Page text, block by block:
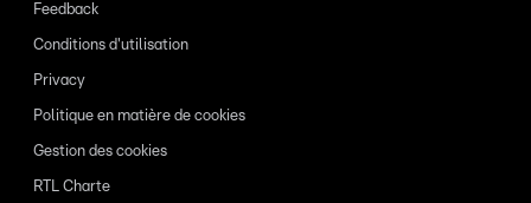
Feedback
Conditions d'utilisation
Privacy
Politique en matière de cookies
Gestion des cookies
RTL Charte